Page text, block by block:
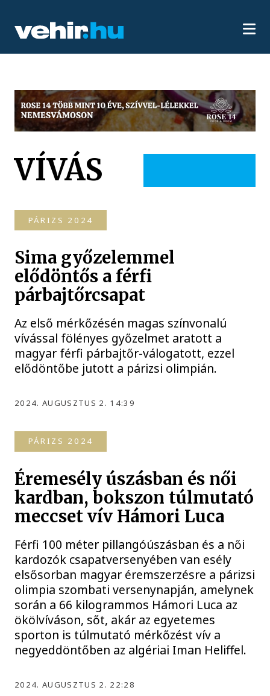
VÍVÁS
PÁRIZS 2024
Sima győzelemmel
elődöntős a férfi
párbajtőrcsapat
Az első mérkőzésén magas színvonalú
vívással fölényes győzelmet aratott a
magyar férfi párbajtőr-válogatott, ezzel
elődöntőbe jutott a párizsi olimpián.
2024. AUGUSZTUS 2. 14:39
PÁRIZS 2024
Éremesély úszásban és női
kardban, bokszon túlmutató
meccset vív Hámori Luca
Férfi 100 méter pillangóúszásban és a női
kardozók csapatversenyében van esély
elsősorban magyar éremszerzésre a párizsi
olimpia szombati versenynapján, amelynek
során a 66 kilogrammos Hámori Luca az
ökölvíváson, sőt, akár az egyetemes
sporton is túlmutató mérkőzést vív a
negyeddöntőben az algériai Iman Heliffel.
2024. AUGUSZTUS 2. 22:28